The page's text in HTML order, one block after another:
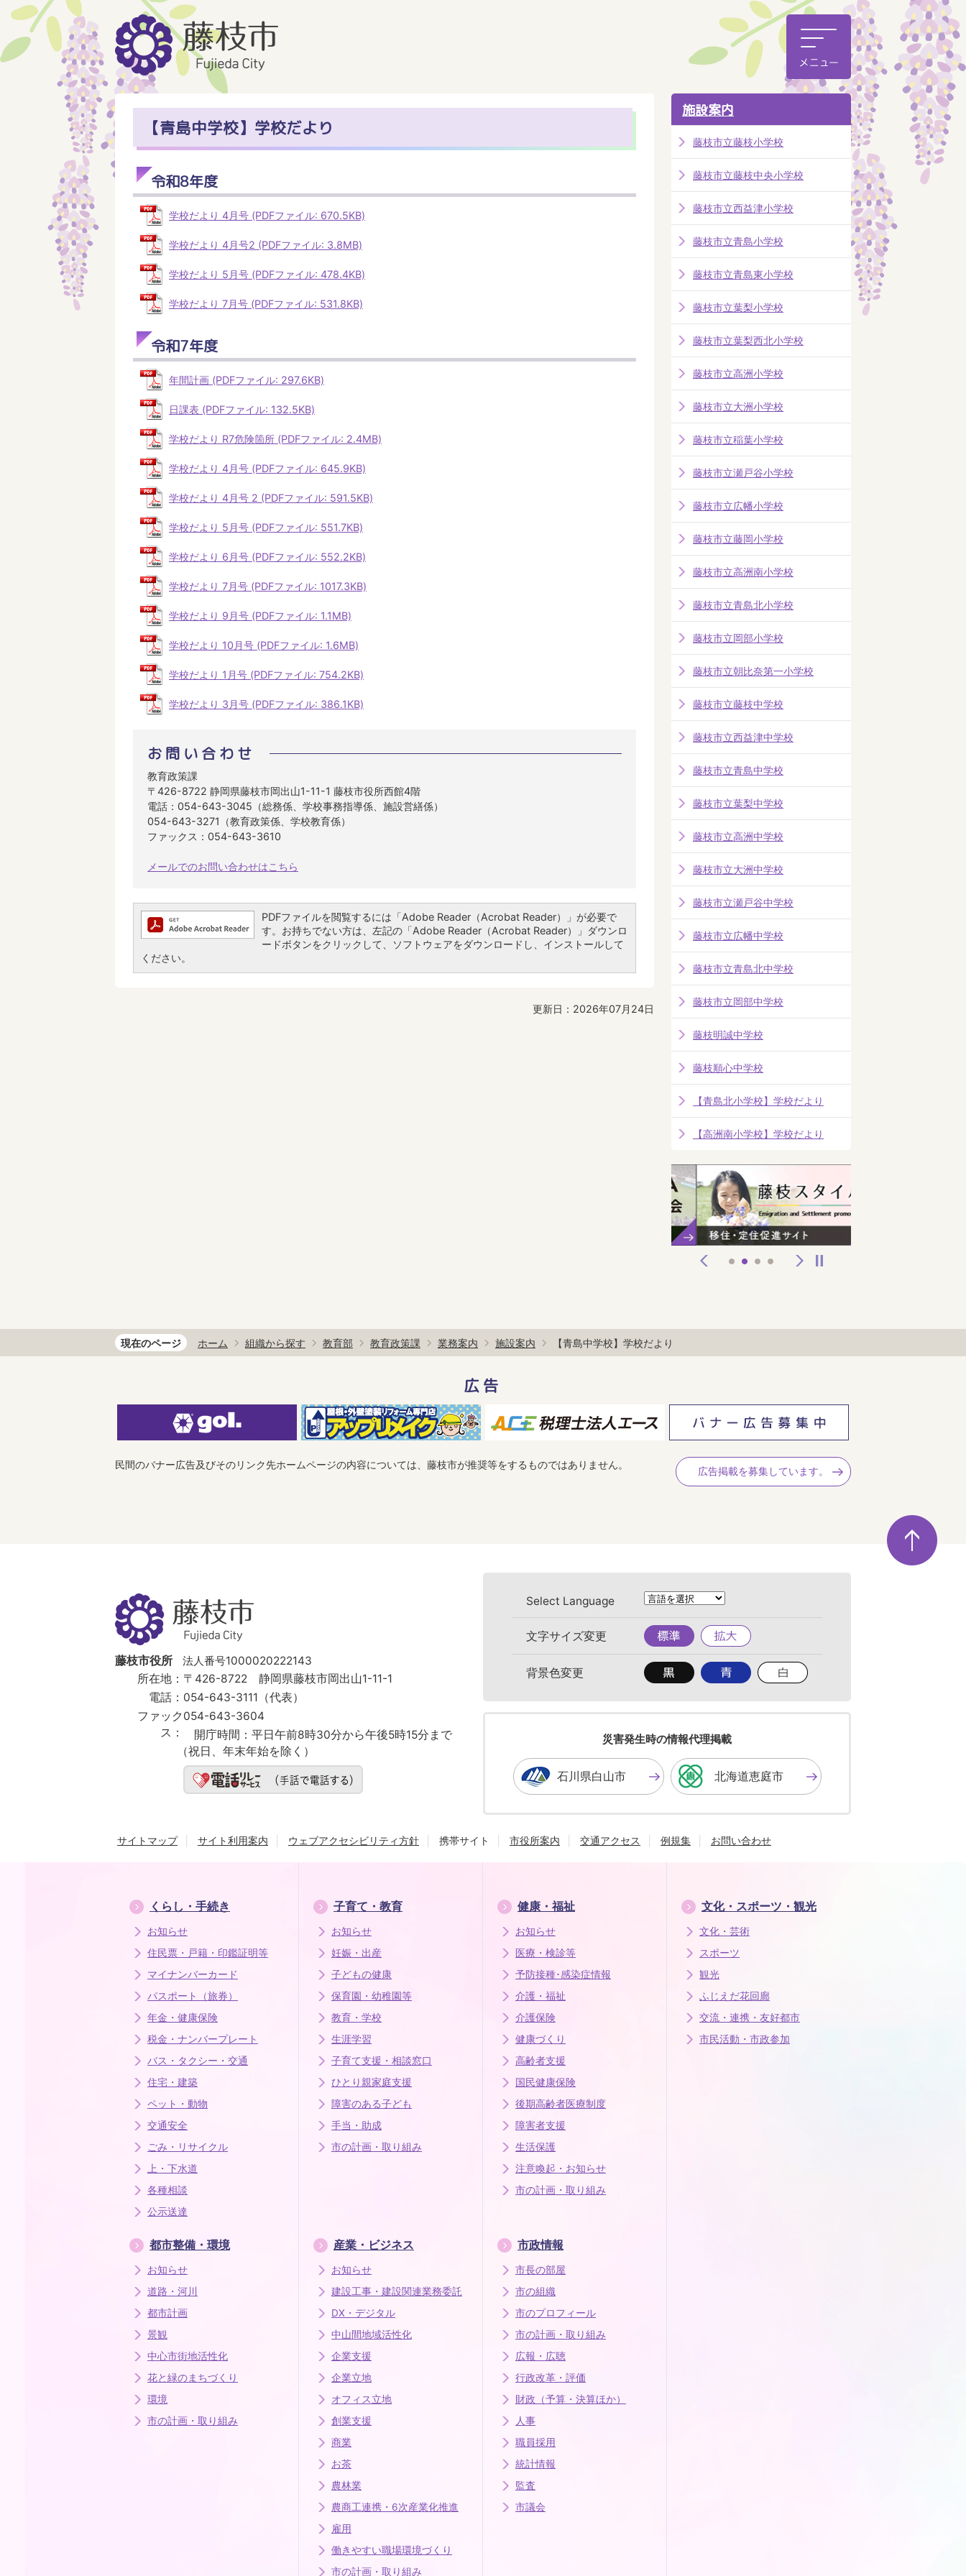
【青島中学校】学校だより
令和8年度
学校だより 4月号 (PDFファイル: 670.5KB)
学校だより 4月号2 (PDFファイル: 3.8MB)
学校だより 5月号 (PDFファイル: 478.4KB)
学校だより 7月号 (PDFファイル: 531.8KB)
令和7年度
年間計画 (PDFファイル: 297.6KB)
日課表 (PDFファイル: 132.5KB)
学校だより R7危険箇所 (PDFファイル: 2.4MB)
学校だより 4月号 (PDFファイル: 645.9KB)
学校だより 4月号 2 (PDFファイル: 591.5KB)
学校だより 5月号 (PDFファイル: 551.7KB)
学校だより 6月号 (PDFファイル: 552.2KB)
学校だより 7月号 (PDFファイル: 1017.3KB)
学校だより 9月号 (PDFファイル: 1.1MB)
学校だより 10月号 (PDFファイル: 1.6MB)
学校だより 1月号 (PDFファイル: 754.2KB)
学校だより 3月号 (PDFファイル: 386.1KB)
お問い合わせ
教育政策課
〒426-8722 静岡県藤枝市岡出山1-11-1 藤枝市役所西館4階
電話：054-643-3045（総務係、学校事務指導係、施設営繕係）
054-643-3271（教育政策係、学校教育係）
ファックス：054-643-3610
メールでのお問い合わせはこちら
PDFファイルを閲覧するには「Adobe Reader（Acrobat Reader）」が必要で
す。お持ちでない方は、左記の「Adobe Reader（Acrobat Reader）」ダウンロ
ードボタンをクリックして、ソフトウェアをダウンロードし、インストールして
ください。
更新日：2026年07月24日
施設案内
藤枝市立藤枝小学校
藤枝市立藤枝中央小学校
藤枝市立西益津小学校
藤枝市立青島小学校
藤枝市立青島東小学校
藤枝市立葉梨小学校
藤枝市立葉梨西北小学校
藤枝市立高洲小学校
藤枝市立大洲小学校
藤枝市立稲葉小学校
藤枝市立瀬戸谷小学校
藤枝市立広幡小学校
藤枝市立藤岡小学校
藤枝市立高洲南小学校
藤枝市立青島北小学校
藤枝市立岡部小学校
藤枝市立朝比奈第一小学校
藤枝市立藤枝中学校
藤枝市立西益津中学校
藤枝市立青島中学校
藤枝市立葉梨中学校
藤枝市立高洲中学校
藤枝市立大洲中学校
藤枝市立瀬戸谷中学校
藤枝市立広幡中学校
藤枝市立青島北中学校
藤枝市立岡部中学校
藤枝明誠中学校
藤枝順心中学校
【青島北小学校】学校だより
【高洲南小学校】学校だより
現在のページ ホーム 組織から探す 教育部 教育政策課 業務案内 施設案内 【青島中学校】学校だより
広告
民間のバナー広告及びそのリンク先ホームページの内容については、藤枝市が推奨等をするものではありません。
広告掲載を募集しています。
ペ
ー
ジ
の
藤
枝
市
Fujieda
City
藤枝市役所
法人番号1000020222143
所在地： 〒426-8722 静岡県藤枝市岡出山1-11-1
電話： 054-643-3111（代表）
ファック
ス：
054-643-3604
開庁時間： 平日午前8時30分から午後5時15分まで
（祝日、年末年始を除く）
Select Language
文字サイズ変更
標
準
拡
大
背景色変更
背
景
色
す
る
背
景
色
る
背
景
る
災害発生時の情報代理掲載
石川県白山市 北海道恵庭市
サイトマップ サイト利用案内 ウェブアクセシビリティ方針 携帯サイト 市役所案内 交通アクセス 例規集 お問い合わせ
くらし・手続き
お知らせ
住民票・戸籍・印鑑証明等
マイナンバーカード
パスポート（旅券）
年金・健康保険
税金・ナンバープレート
バス・タクシー・交通
住宅・建築
ペット・動物
交通安全
ごみ・リサイクル
上・下水道
各種相談
公示送達
子育て・教育
お知らせ
妊娠・出産
子どもの健康
保育園・幼稚園等
教育・学校
生涯学習
子育て支援・相談窓口
ひとり親家庭支援
障害のある子ども
手当・助成
市の計画・取り組み
健康・福祉
お知らせ
医療・検診等
予防接種･感染症情報
介護・福祉
介護保険
健康づくり
高齢者支援
国民健康保険
後期高齢者医療制度
障害者支援
生活保護
注意喚起・お知らせ
市の計画・取り組み
文化・スポーツ・観光
文化・芸術
スポーツ
観光
ふじえだ花回廊
交流・連携・友好都市
市民活動・市政参加
都市整備・環境
お知らせ
道路・河川
都市計画
景観
中心市街地活性化
花と緑のまちづくり
環境
市の計画・取り組み
産業・ビジネス
お知らせ
建設工事・建設関連業務委託
DX・デジタル
中山間地域活性化
企業支援
企業立地
オフィス立地
創業支援
商業
お茶
農林業
農商工連携・6次産業化推進
雇用
働きやすい職場環境づくり
市の計画・取り組み
市政情報
市長の部屋
市の組織
市のプロフィール
市の計画・取り組み
広報・広聴
行政改革・評価
財政（予算・決算ほか）
人事
職員採用
統計情報
監査
市議会